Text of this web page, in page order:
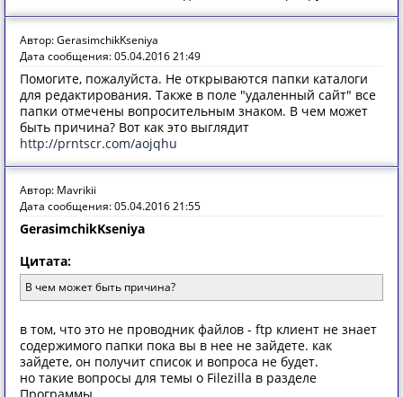
Автор: GerasimchikKseniya
Дата сообщения: 05.04.2016 21:49
Помогите, пожалуйста. Не открываются папки каталоги
для редактирования. Также в поле "удаленный сайт" все
папки отмечены вопросительным знаком. В чем может
быть причина? Вот как это выглядит
http://prntscr.com/aojqhu
Автор: Mavrikii
Дата сообщения: 05.04.2016 21:55
GerasimchikKseniya
Цитата:
В чем может быть причина?
в том, что это не проводник файлов - ftp клиент не знает
содержимого папки пока вы в нее не зайдете. как
зайдете, он получит список и вопроса не будет.
но такие вопросы для темы о Filezilla в разделе